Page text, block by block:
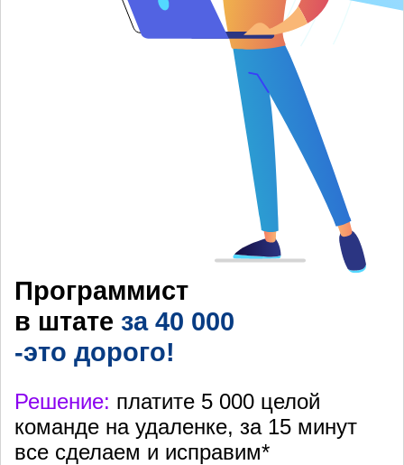
Программист
в штате за 40 000
-это дорого!
Решение: платите 5 000 целой
команде на удаленке, за 15 минут
все сделаем и исправим*